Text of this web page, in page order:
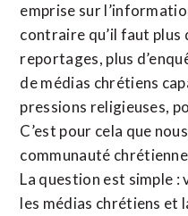
emprise sur
contraire qu’il faut
reportages, plus
de médias chrétiens
pressions religieuses,
C’est pour cela que
communauté
La question est simple
les médias chrétiens et